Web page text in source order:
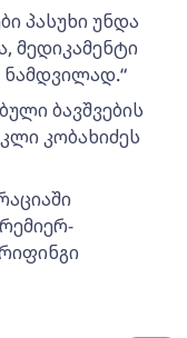
პასუხი უნდა
მედიკამენტი
ბავშვების
კობახიძეს